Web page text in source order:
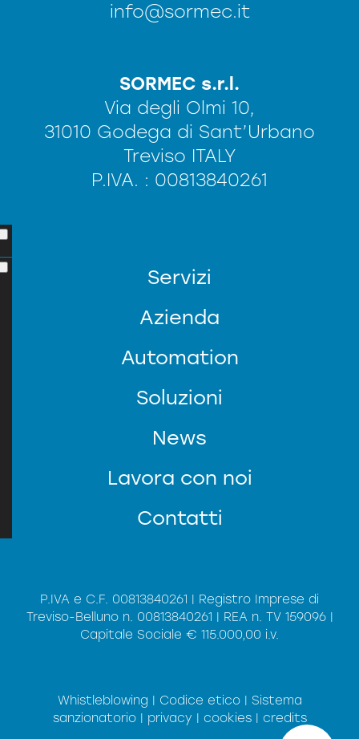
info@sormec.it
SORMEC s.r.l.
Via degli Olmi 10,
31010 Godega di Sant’Urbano
Treviso ITALY
P.IVA. : 00813840261
Servizi
Azienda
Automation
Soluzioni
News
Lavora con noi
Contatti
P.IVA e C.F. 00813840261 | Registro Imprese di
Treviso-Belluno n. 00813840261 | REA n. TV 159096 |
Capitale Sociale € 115.000,00 i.v.
Whistleblowing | Codice etico| Sistema
sanzionatorio| privacy | cookies| credits
SERVIZIO CLIENTI
INVIA